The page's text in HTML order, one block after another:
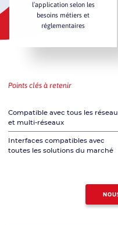
l’application selon les
besoins métiers et
réglementaires
Points clés à retenir
Compatible avec tous les
et multi-réseaux
Interfaces compatibles avec
toutes les solutions du marché